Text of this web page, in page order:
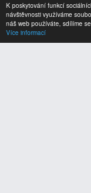
K poskytování funkcí
návštěvnosti využíváme
náš web používáte, sdílíme
Více informací